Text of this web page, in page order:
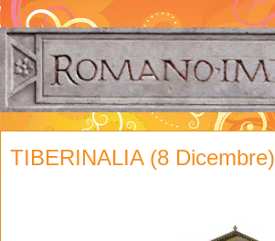
TIBERINALIA (8 Dicembre)